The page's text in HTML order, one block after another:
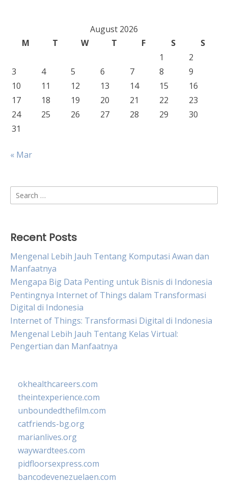
August 2026
M
T W T F S
S
1
2
3
4 5 6 7 8
9
10
11 12 13 14 15
16
17
18 19 20 21 22
23
24
25 26 27 28 29
30
31
« Mar
Search
for:
Recent Posts
Mengenal Lebih Jauh Tentang Komputasi Awan dan
Manfaatnya
Mengapa Big Data Penting untuk Bisnis di Indonesia
Pentingnya Internet of Things dalam Transformasi
Digital di Indonesia
Internet of Things: Transformasi Digital di Indonesia
Mengenal Lebih Jauh Tentang Kelas Virtual:
Pengertian dan Manfaatnya
okhealthcareers.com
theintexperience.com
unboundedthefilm.com
catfriends-bg.org
marianlives.org
waywardtees.com
pidfloorsexpress.com
bancodevenezuelaen.com